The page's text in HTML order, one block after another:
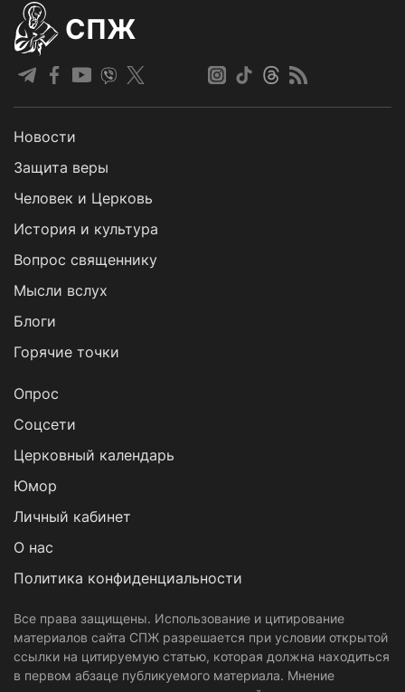
СПЖ
Новости
Защита веры
Человек и Церковь
История и культура
Вопрос священнику
Мысли вслух
Блоги
Горячие точки
Опрос
Cоцсети
Церковный календарь
Юмор
Личный кабинет
О нас
Политика конфиденциальности
Все права защищены. Использование и цитирование
материалов сайта СПЖ разрешается при условии открытой
ссылки на цитируемую статью, которая должна находиться
в первом абзаце публикуемого материала. Мнение